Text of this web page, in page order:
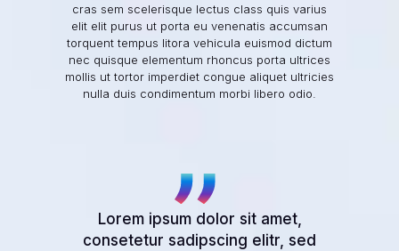
cras sem scelerisque lectus class quis varius
elit elit purus ut porta eu venenatis accumsan
torquent tempus litora vehicula euismod dictum
nec quisque elementum rhoncus porta ultrices
mollis ut tortor imperdiet congue aliquet ultricies
nulla duis condimentum morbi libero odio.
Lorem ipsum dolor sit amet,
consetetur sadipscing elitr, sed